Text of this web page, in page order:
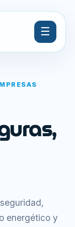
☰
energético y